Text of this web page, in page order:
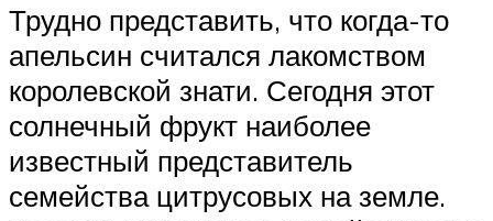
Трудно представить, что когда-то
апельсин считался лакомством
королевской знати. Сегодня этот
солнечный фрукт наиболее
известный представитель
семейства цитрусовых на земле.